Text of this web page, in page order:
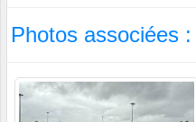
Photos associées